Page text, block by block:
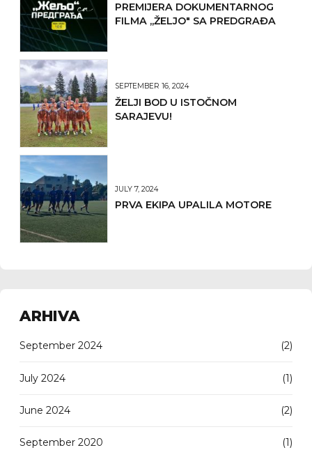
PREMIJERA DOKUMENTARNOG
FILMA ,,ŽELJO" SA PREDGRAĐA
SEPTEMBER 16, 2024
ŽELJI BOD U ISTOČNOM
SARAJEVU!
JULY 7, 2024
PRVA EKIPA UPALILA MOTORE
ARHIVA
September 2024 (2)
July 2024 (1)
June 2024 (2)
September 2020 (1)